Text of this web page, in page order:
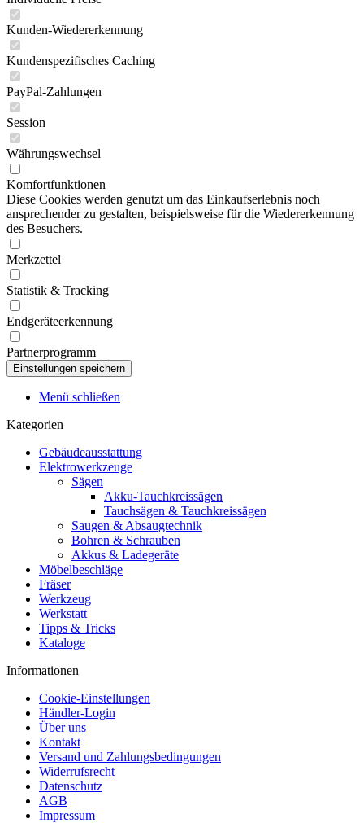
Kunden-Wiedererkennung
Kundenspezifisches Caching
PayPal-Zahlungen
Session
Währungswechsel
Komfortfunktionen
Diese Cookies werden genutzt um das Einkaufserlebnis noch
ansprechender zu gestalten, beispielsweise für die Wiedererkennung
des Besuchers.
Merkzettel
Statistik & Tracking
Endgeräteerkennung
Partnerprogramm
Menü schließen
Kategorien
Gebäudeausstattung
Elektrowerkzeuge
Sägen
Akku-Tauchkreissägen
Tauchsägen & Tauchkreissägen
Saugen & Absaugtechnik
Bohren & Schrauben
Akkus & Ladegeräte
Möbelbeschläge
Fräser
Werkzeug
Werkstatt
Tipps & Tricks
Kataloge
Informationen
Cookie-Einstellungen
Händler-Login
Über uns
Kontakt
Versand und Zahlungsbedingungen
Widerrufsrecht
Datenschutz
AGB
Impressum